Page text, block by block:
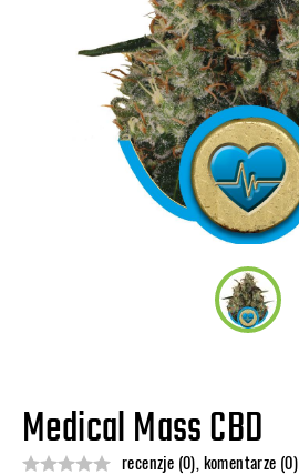
Medical Mass CBD
recenzje (0), komentarze (0)